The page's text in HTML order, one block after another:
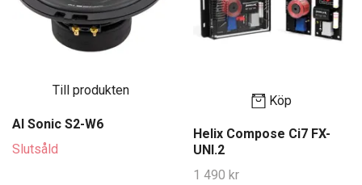
Till produkten
AI Sonic S2-W6
Slutsåld
Köp
Helix Compose Ci7 FX-
UNI.2
1 490 kr